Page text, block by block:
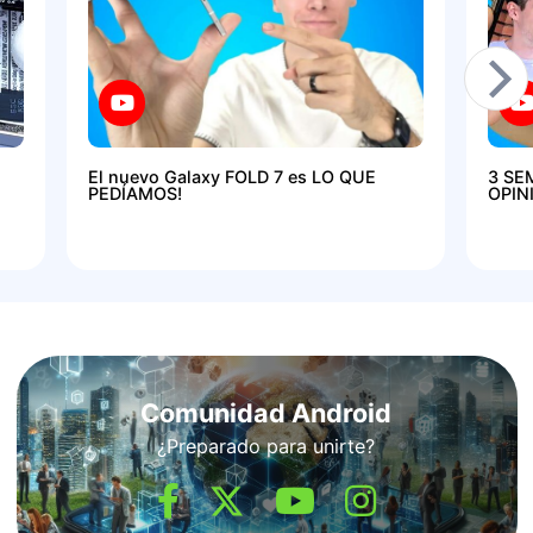
El nuevo Galaxy FOLD 7 es LO QUE
PEDÍAMOS!
3
Comunidad Android
¿Preparado para unirte?